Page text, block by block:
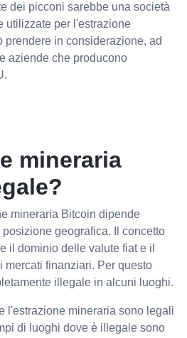
dei picconi sarebbe una società
utilizzate per l'estrazione
prendere in considerazione, ad
aziende che producono
mineraria
mineraria Bitcoin dipende
geografica. Il concetto
il dominio delle valute fiat e il
mercati finanziari. Per questo
illegale in alcuni luoghi.
l'estrazione mineraria sono legali
di luoghi dove è illegale sono